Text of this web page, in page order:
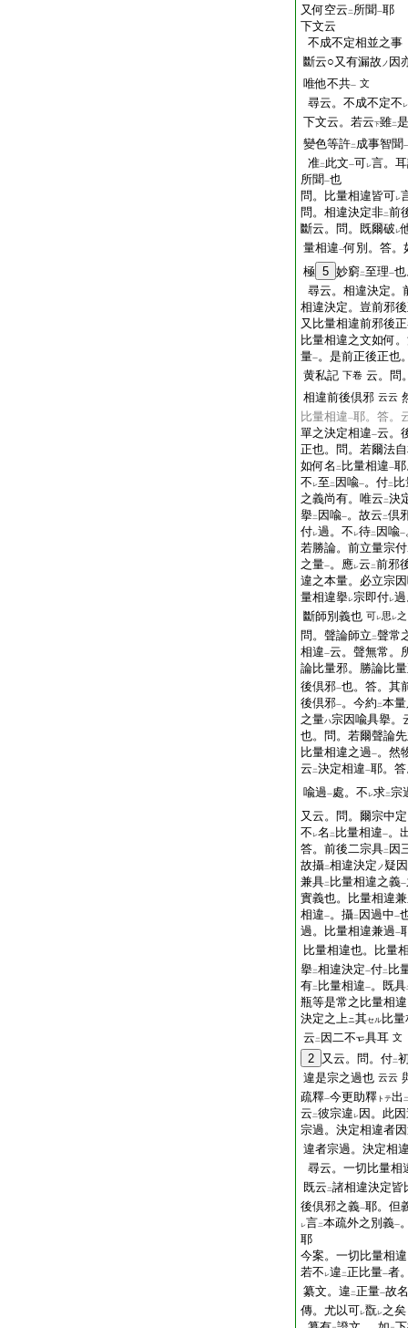
又何空云 二 所聞一耶
下文云
不成不定相並之事
斷云○又有漏故 ノ 因
唯他不共一 文
尋云。不成不定不 レ
下文云。若云下雖二
變色等許二 成事智聞一
准二 此文一可レ言。
所聞一也
問。比量相違皆可レ
問。相違決定非二前
斷云。問。既爾破 レ
量相違一何別。答。
極 5 妙窮二至理一
尋云。相違決定。
相違決定。豈前邪
又比量相違前邪後
比量相違之文如何
量一。是前正後正也
黄私記 下卷 云。問
相違前後倶邪 云云
比量相違一耶。答。
單之決定相違一云。
正也。問。若爾法
如何名 二 比量相違一
不 レ至 二 因喩一。付二
之義尚有。唯云 二決
擧二 因喩一。故云 二倶
付レ過。不 レ待二 因喩一
若勝論。前立量宗付
之量一。應レ云 二前邪
違之本量。必立宗
量相違擧レ宗即付レ
斷師別義也 可レ思 レ之
問。聲論師立 二聲常
相違一云。聲無常。
論比量邪。勝論比
後倶邪一也。答。其
後倶邪一。今約 二本
之量ハ宗因喩具擧。
也。問。若爾聲論
比量相違之過一。然
云 二決定相違一耶。
喩過一處。不 レ求二宗
又云。問。爾宗中
不 レ名 二 比量相違一。
答。前後二宗具二 因
故攝二相違決定 ノ 疑因
兼具二 比量相違之義一
實義也。比量相違
相違一。攝二 因過中一
過。比量相違兼過一
比量相違也。比量
擧二相違決定一付二 比
有二 比量相違一。既具
瓶等是常之比量相
決定之上ニ其セル 比
云 二 因二不 具耳 文
2 又云。問。付二
違是宗之過也 云云
疏釋一今更助釋 トテ出 二
云 二彼宗違 レ 因。此
宗過。決定相違者
違者宗過。決定相
尋云。一切比量相
既云 二諸相違決定皆
後倶邪之義一耶。但
レ言二本疏外之別義一
耶
今案。一切比量相
若不 レ違 二正比量一者
纂文。違 二正量一故名
傳。尤以可レ翫レ之矣